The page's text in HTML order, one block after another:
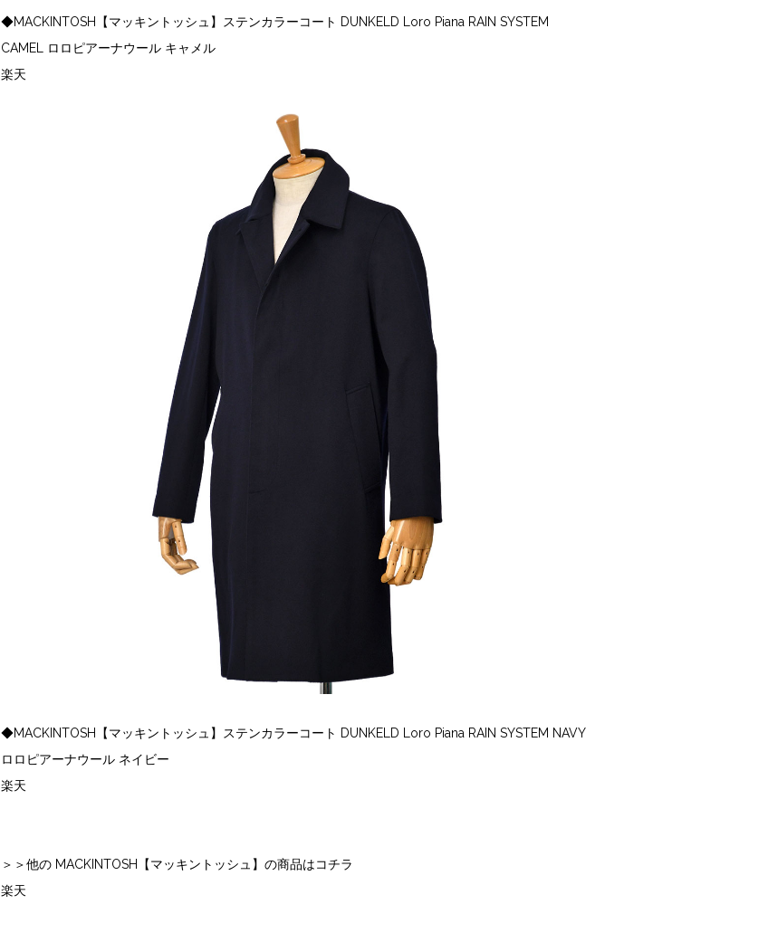
◆MACKINTOSH【マッキントッシュ】ステンカラーコート DUNKELD Loro Piana RAIN SYSTEM
CAMEL ロロピアーナウール キャメル
楽天
◆MACKINTOSH【マッキントッシュ】ステンカラーコート DUNKELD Loro Piana RAIN SYSTEM NAVY
ロロピアーナウール ネイビー
楽天
＞＞他の MACKINTOSH【マッキントッシュ】の商品はコチラ
楽天